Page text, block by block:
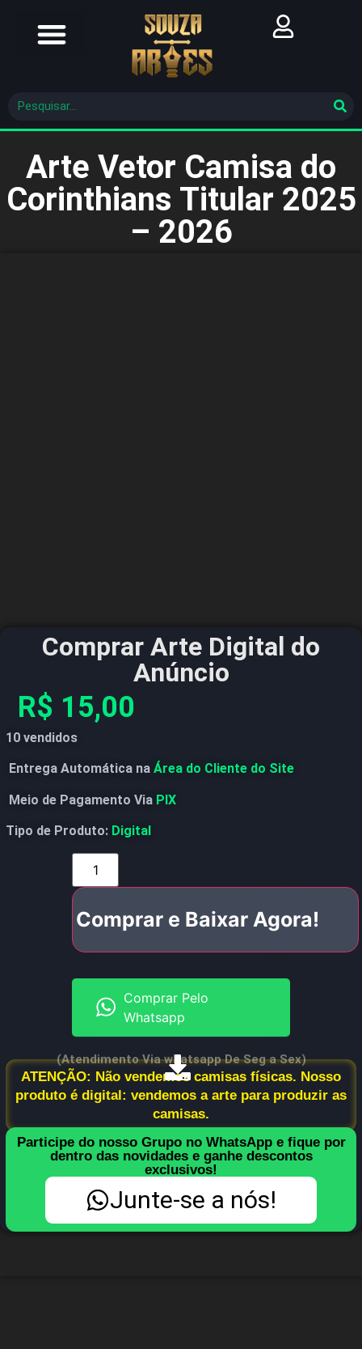
Arte Vetor Camisa do
Corinthians Titular 2025
– 2026
Comprar Arte Digital do
Anúncio
R$ 15,00
10 vendidos
Entrega Automática na Área do Cliente do Site
Meio de Pagamento Via PIX
Tipo de Produto: Digital
Comprar e Baixar Agora!
Comprar Pelo
Whatsapp
(Atendimento Via whatsapp De Seg a Sex)
ATENÇÃO: Não vendemos camisas físicas. Nosso
produto é digital: vendemos a arte para produzir as
camisas.
Participe do nosso Grupo no WhatsApp e fique por
dentro das novidades e ganhe descontos
exclusivos!
Junte-se a nós!